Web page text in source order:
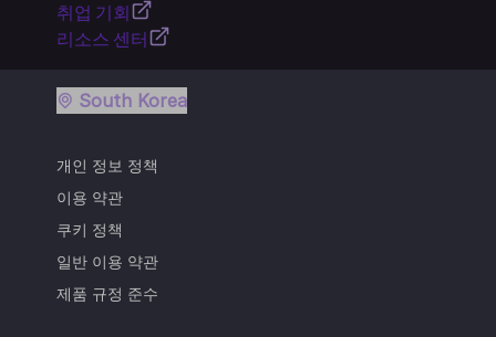
취업 기회
리소스 센터
개인 정보 정책
이용 약관
쿠키 정책
일반 이용 약관
제품 규정 준수
South Korea